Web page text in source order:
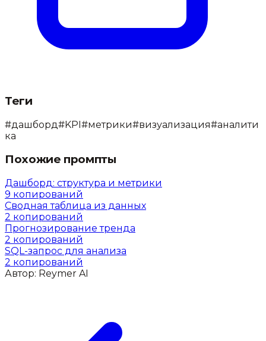
Теги
#дашборд#KPI #метрики#визуализация#аналити
ка
Похожие промпты
Дашборд: структура и метрики
9 копирований
Сводная таблица из данных
2 копирований
Прогнозирование тренда
2 копирований
SQL-запрос для анализа
2 копирований
Автор: Reymer AI